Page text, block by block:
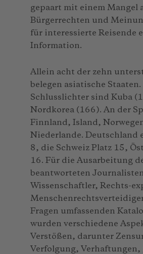
gepaart mit einem Mangel
Bürgerrechten und
für interessierte Reisende
Information.
Allein acht der zehn
belegen asiatische Staaten.
Schlusslichter sind Kuba
Nordkorea (166). An der
Finnland, Island,
Niederlande. Deutschland
8, die Schweiz Platz 15,
16. Für die Ausarbeitung
beantworteten
Wissenschaftler, Rechts-
Fragen umfassenden
wurden verschiedene
Verstößen, darunter
Verfolgung, Verhaftungen,